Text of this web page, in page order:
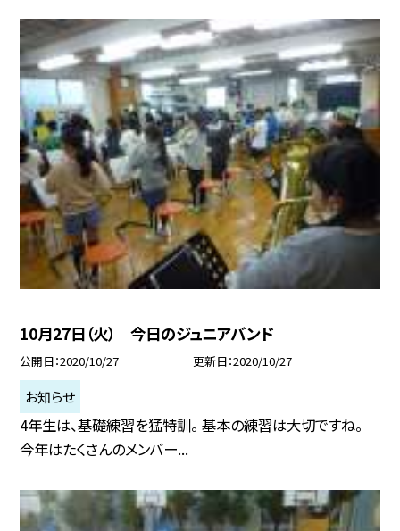
10月27日（火） 今日のジュニアバンド
公開日 2020/10/27 更新日 2020/10/27
お知らせ
4年生は、基礎練習を猛特訓。 基本の練習は大切ですね。
今年はたくさんのメンバー...